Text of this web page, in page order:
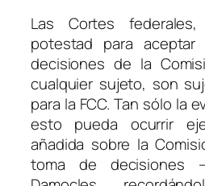
Las Cortes
potestad para
decisiones de la
cualquier sujeto, son
para la FCC. Tan sólo la
esto pueda ocurrir
añadida sobre la
toma de decisiones